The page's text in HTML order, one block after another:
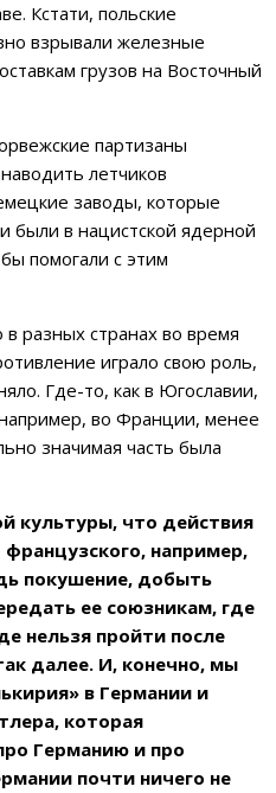
Кстати, польские
взрывали железные
грузов на Восточный
партизаны
летчиков
заводы, которые
были в нацистской ядерной
помогали с этим
в разных странах во время
играло свою роль,
Где-то, как в Югославии,
во Франции, менее
значимая часть была
культуры, что действия
например,
покушение, добыть
ее союзникам, где
нельзя пройти после
далее. И, конечно, мы
в Германии и
которая
Германию и про
почти ничего не